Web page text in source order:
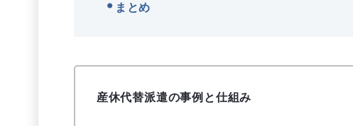
まとめ
産休代替派遣の事例と仕組み